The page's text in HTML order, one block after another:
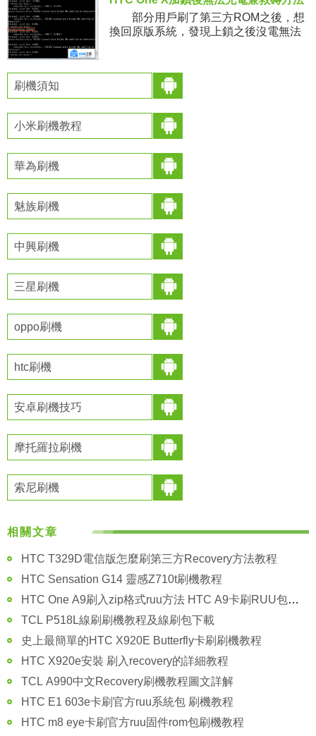
部分用戶刷了第三方ROM之後，想
換回原版系統，發現上鎖之後沒電無法
301的錯誤。rom之家小
刷機須知
小米刷機教程
華為刷機
魅族刷機
中興刷機
三星刷機
oppo刷機
htc刷機
安卓刷機技巧
摩托羅拉刷機
索尼刷機
相關文章
HTC T329D電信版怎麼刷第三方Recovery方法教程
HTC Sensation G14 靈感Z710t刷機教程
HTC One A9刷入zip格式ruu方法 HTC A9卡刷RUU包教程
TCL P518L線刷刷機教程及線刷包下載
史上最簡單的HTC X920E Butterfly卡刷刷機教程
HTC X920e安裝 刷入recovery的詳細教程
TCL A990中文Recovery刷機教程圖文詳解
HTC E1 603e卡刷官方ruu系統包 刷機教程
HTC m8 eye卡刷官方ruu固件rom包刷機教程